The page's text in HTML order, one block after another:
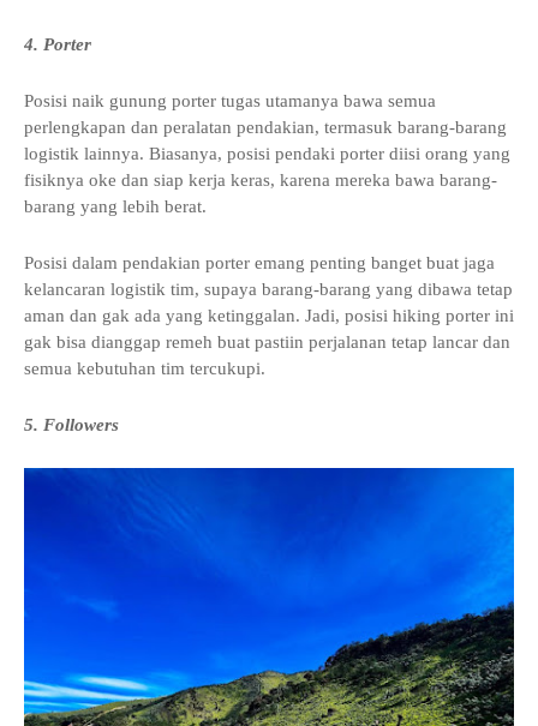
4. Porter
Posisi naik gunung porter tugas utamanya bawa semua
perlengkapan dan peralatan pendakian, termasuk barang-barang
logistik lainnya. Biasanya, posisi pendaki porter diisi orang yang
fisiknya oke dan siap kerja keras, karena mereka bawa barang-
barang yang lebih berat.
Posisi dalam pendakian porter emang penting banget buat jaga
kelancaran logistik tim, supaya barang-barang yang dibawa tetap
aman dan gak ada yang ketinggalan. Jadi, posisi hiking porter ini
gak bisa dianggap remeh buat pastiin perjalanan tetap lancar dan
semua kebutuhan tim tercukupi.
5. Followers